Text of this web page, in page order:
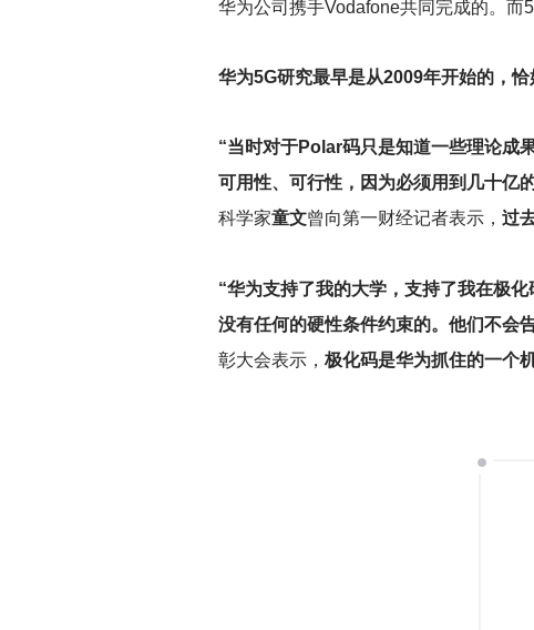
华为公司携手Vodafone共同完成的。而
华为5G研究最早是从2009年开始的，
“当时对于Polar码只是知道一些理论成
可用性、可行性，因为必须用到几十亿
科学家童文曾向第一财经记者表示， 过
“华为支持了我的大学，支持了我在极
没有任何的硬性条件约束的。他们不会
彰大会表示， 极化码是华为抓住的一个机